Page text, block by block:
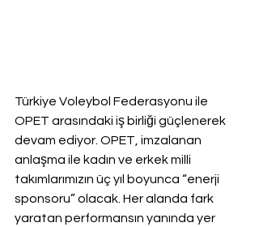
Türkiye Voleybol Federasyonu ile
OPET arasındaki iş birliği güçlenerek
devam ediyor. OPET, imzalanan
anlaşma ile kadın ve erkek milli
takımlarımızın üç yıl boyunca “enerji
sponsoru” olacak. Her alanda fark
yaratan performansın yanında yer